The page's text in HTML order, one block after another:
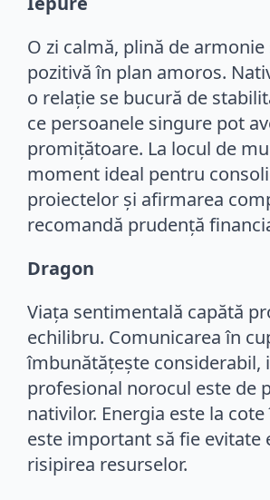
O zi calmă, plină de
pozitivă în plan amoros.
o relație se bucură de
ce persoanele singure pot
promițătoare. La locul de
moment ideal pentru
proiectelor și afirmarea
recomandă prudență
Dragon
Viața sentimentală capătă
echilibru. Comunicarea în
îmbunătățește considerabil,
profesional norocul este de
nativilor. Energia este la
este important să fie evitate
risipirea resurselor.